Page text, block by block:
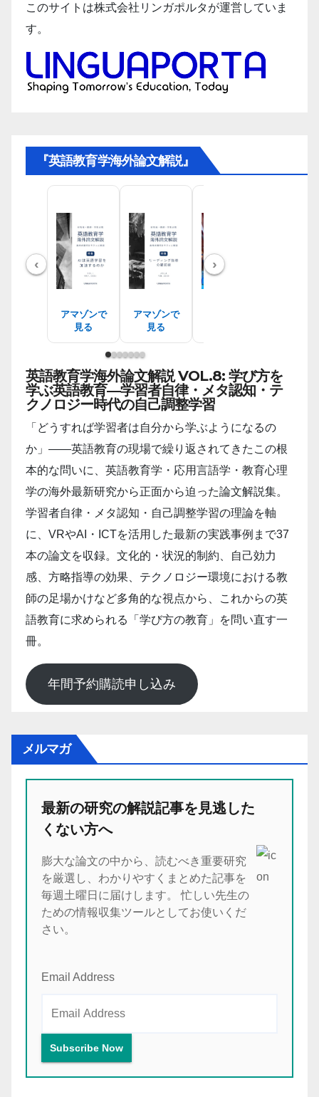
このサイトは株式会社リンガポルタが運営していま
す。
『英語教育学海外論文解説』
‹
アマゾンで
見る
アマゾンで
見る
›
英語教育学海外論文解説 VOL.8: 学び方を
学ぶ英語教育―学習者自律・メタ認知・テ
クノロジー時代の自己調整学習
「どうすれば学習者は自分から学ぶようになるの
か」――英語教育の現場で繰り返されてきたこの根
本的な問いに、英語教育学・応用言語学・教育心理
学の海外最新研究から正面から迫った論文解説集。
学習者自律・メタ認知・自己調整学習の理論を軸
に、VRやAI・ICTを活用した最新の実践事例まで37
本の論文を収録。文化的・状況的制約、自己効力
感、方略指導の効果、テクノロジー環境における教
師の足場かけなど多角的な視点から、これからの英
語教育に求められる「学び方の教育」を問い直す一
冊。
年間予約購読申し込み
メルマガ
最新の研究の解説記事を見逃した
くない方へ
膨大な論文の中から、読むべき重要研究
を厳選し、わかりやすくまとめた記事を
毎週土曜日に届けします。 忙しい先生の
ための情報収集ツールとしてお使いくだ
さい。
Email Address